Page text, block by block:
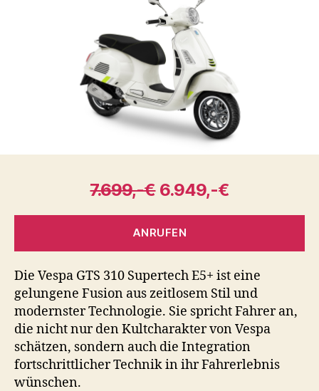
7.699,-€6.949,-€
ANRUFEN
Die Vespa GTS 310 Supertech E5+ ist eine
gelungene Fusion aus zeitlosem Stil und
modernster Technologie. Sie spricht Fahrer an,
die nicht nur den Kultcharakter von Vespa
schätzen, sondern auch die Integration
fortschrittlicher Technik in ihr Fahrerlebnis
wünschen.